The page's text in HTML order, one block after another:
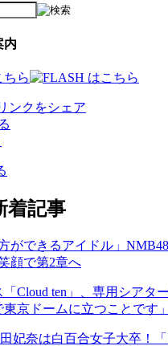
内
着記事
ができるアイドル」
顔で第2章へ
Cloud ten」、専用シアタ
京ドームに立つことです」
妃奈は白百合女子大卒！